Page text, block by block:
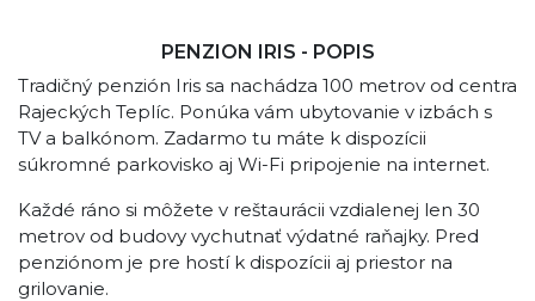
PENZION IRIS - POPIS
Tradičný penzión Iris sa nachádza 100 metrov od centra
Rajeckých Teplíc. Ponúka vám ubytovanie v izbách s
TV a balkónom. Zadarmo tu máte k dispozícii
súkromné parkovisko aj Wi-Fi pripojenie na internet.
Každé ráno si môžete v reštaurácii vzdialenej len 30
metrov od budovy vychutnať výdatné raňajky. Pred
penziónom je pre hostí k dispozícii aj priestor na
grilovanie.